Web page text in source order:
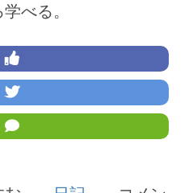
べる。